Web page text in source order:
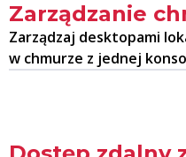
Zarządzanie
Zarządzaj desktopami
w chmurze z jednej